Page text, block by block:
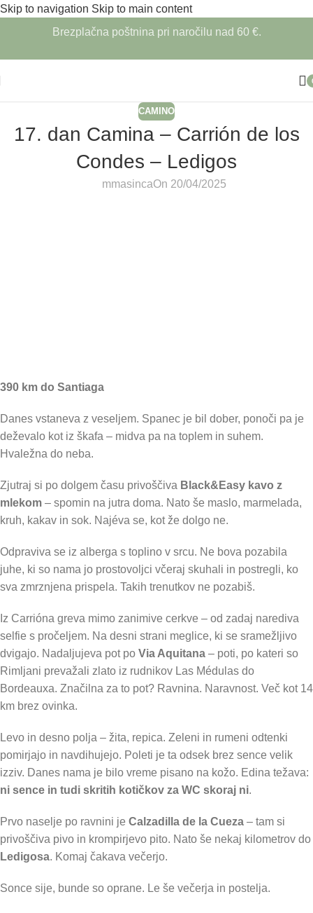
Skip to navigation Skip to main content
Brezplačna poštnina pri naročilu nad 60 €.
CAMINO
17. dan Camina – Carrión de los
Condes – Ledigos
mmasincaOn 20/04/2025
390 km do Santiaga
Danes vstaneva z veseljem. Spanec je bil dober, ponoči pa je
deževalo kot iz škafa – midva pa na toplem in suhem.
Hvaležna do neba.
Zjutraj si po dolgem času privoščiva Black&Easy kavo z
mlekom – spomin na jutra doma. Nato še maslo, marmelada,
kruh, kakav in sok. Najéva se, kot že dolgo ne.
Odpraviva se iz alberga s toplino v srcu. Ne bova pozabila
juhe, ki so nama jo prostovoljci včeraj skuhali in postregli, ko
sva zmrznjena prispela. Takih trenutkov ne pozabiš.
Iz Carrióna greva mimo zanimive cerkve – od zadaj narediva
selfie s pročeljem. Na desni strani meglice, ki se sramežljivo
dvigajo. Nadaljujeva pot po Via Aquitana – poti, po kateri so
Rimljani prevažali zlato iz rudnikov Las Médulas do
Bordeauxa. Značilna za to pot? Ravnina. Naravnost. Več kot 14
km brez ovinka.
Levo in desno polja – žita, repica. Zeleni in rumeni odtenki
pomirjajo in navdihujejo. Poleti je ta odsek brez sence velik
izziv. Danes nama je bilo vreme pisano na kožo. Edina težava:
ni sence in tudi skritih kotičkov za WC skoraj ni.
Prvo naselje po ravnini je Calzadilla de la Cueza – tam si
privoščiva pivo in krompirjevo pito. Nato še nekaj kilometrov do
Ledigosa. Komaj čakava večerjo.
Sonce sije, bunde so oprane. Le še večerja in postelja.